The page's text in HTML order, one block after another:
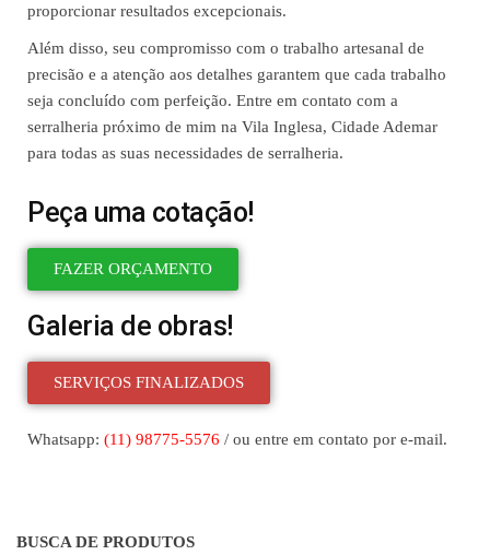
proporcionar resultados excepcionais.
Além disso, seu compromisso com o trabalho artesanal de
precisão e a atenção aos detalhes garantem que cada trabalho
seja concluído com perfeição. Entre em contato com a
serralheria próximo de mim na Vila Inglesa, Cidade Ademar
para todas as suas necessidades de serralheria.
Peça uma cotação!
FAZER ORÇAMENTO
Galeria de obras!
SERVIÇOS FINALIZADOS
Whatsapp: (11) 98775-5576 / ou entre em contato por e-mail.
BUSCA DE PRODUTOS